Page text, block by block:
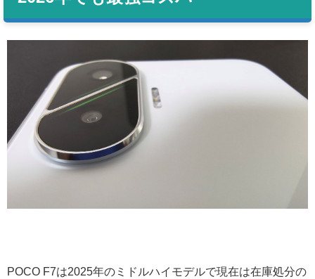
POCO F7は2025年のミドルハイモデルで現在は在庫処分の